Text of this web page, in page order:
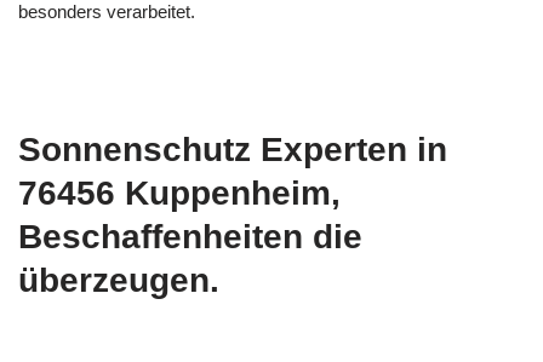
besonders verarbeitet.
Sonnenschutz Experten in
76456 Kuppenheim,
Beschaffenheiten die
überzeugen.